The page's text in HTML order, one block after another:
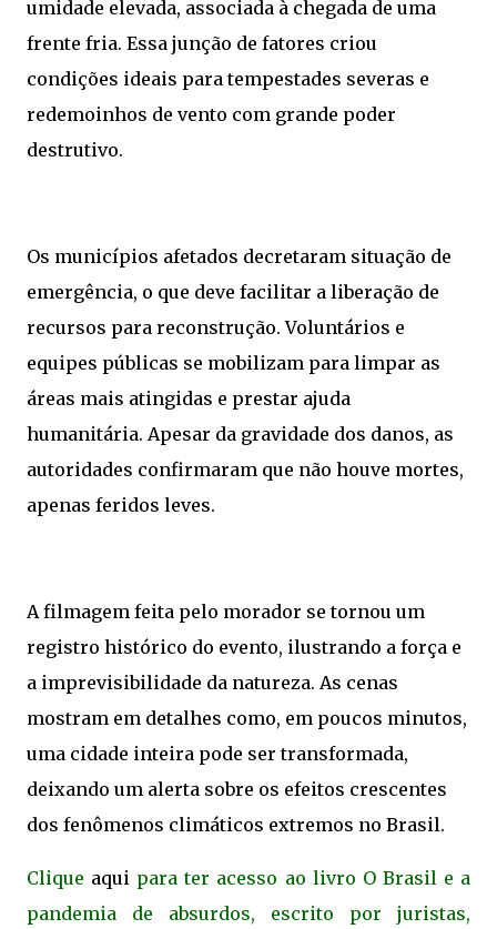
umidade elevada, associada à chegada de uma
frente fria. Essa junção de fatores criou
condições ideais para tempestades severas e
redemoinhos de vento com grande poder
destrutivo.
Os municípios afetados decretaram situação de
emergência, o que deve facilitar a liberação de
recursos para reconstrução. Voluntários e
equipes públicas se mobilizam para limpar as
áreas mais atingidas e prestar ajuda
humanitária. Apesar da gravidade dos danos, as
autoridades confirmaram que não houve mortes,
apenas feridos leves.
A filmagem feita pelo morador se tornou um
registro histórico do evento, ilustrando a força e
a imprevisibilidade da natureza. As cenas
mostram em detalhes como, em poucos minutos,
uma cidade inteira pode ser transformada,
deixando um alerta sobre os efeitos crescentes
dos fenômenos climáticos extremos no Brasil.
Clique aqui para ter acesso ao livro O Brasil e a
pandemia de absurdos, escrito por juristas,